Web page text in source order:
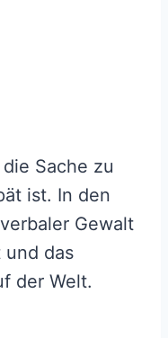
Sache zu
ist. In den
Gewalt
und das
der Welt.